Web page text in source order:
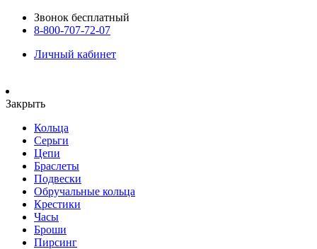
Звонок бесплатный
8-800-707-72-07
Личный кабинет
Закрыть
Кольца
Серьги
Цепи
Браслеты
Подвески
Обручальные кольца
Крестики
Часы
Броши
Пирсинг